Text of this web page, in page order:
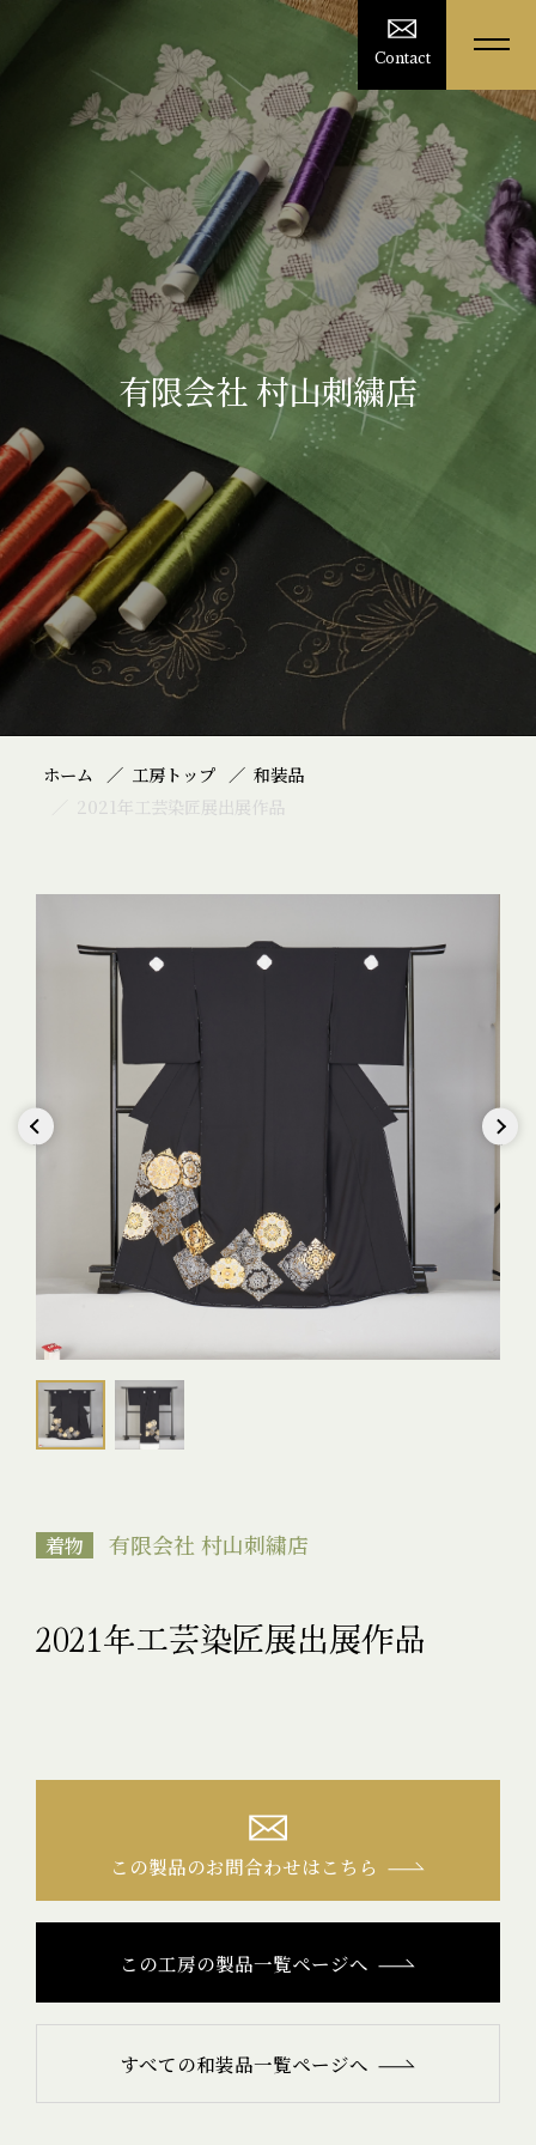
Contact
有限会社 村山刺繍店
ホーム 工房トップ
和装品
2021年工芸染匠展出展作品
着物 有限会社 村山刺繍店
2021年工芸染匠展出展作品
この製品のお問合わせはこちら
この工房の製品一覧ページへ
すべての和装品一覧ページへ